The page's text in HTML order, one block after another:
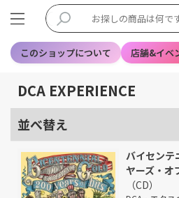
このショップについて 店舗&イベ
DCA EXPERIENCE
並べ替え
バイセンテ
ヤーズ・オ
（CD）